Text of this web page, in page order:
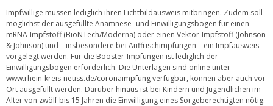
Impfwillige müssen lediglich ihren Lichtbildausweis mitbringen. Zudem soll
möglichst der ausgefüllte Anamnese- und Einwilligungsbogen für einen
mRNA-Impfstoff (BioNTech/Moderna) oder einen Vektor-Impfstoff (Johnson
& Johnson) und – insbesondere bei Auffrischimpfungen – ein Impfausweis
vorgelegt werden. Für die Booster-Impfungen ist lediglich der
Einwilligungsbogen erforderlich. Die Unterlagen sind online unter
www.rhein-kreis-neuss.de/coronaimpfungverfügbar, können aber auch vor
Ort ausgefüllt werden. Darüber hinaus ist bei Kindern und Jugendlichen im
Alter von zwölf bis 15 Jahren die Einwilligung eines Sorgeberechtigten nötig.